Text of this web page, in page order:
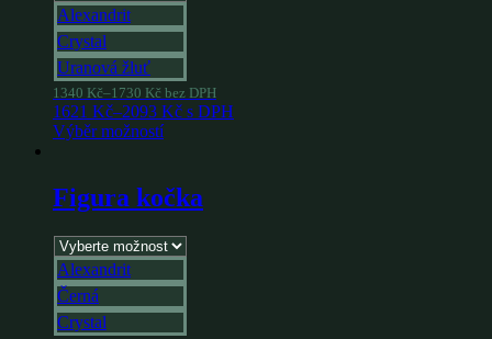
Alexandrit
Crystal
Uranová žluť
1340 Kč–1730 Kč bez DPH
1621 Kč–2093 Kč s DPH
Výběr možností
Figura kočka
Alexandrit
Černá
Crystal